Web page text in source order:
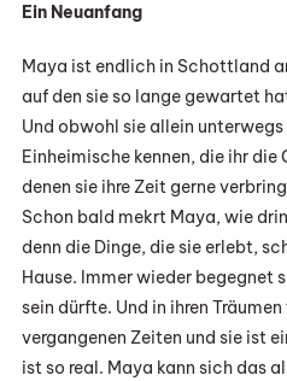
Ein Neuanfang
Maya ist endlich in Schottland
auf den sie so lange gewartet
Und obwohl sie allein unterwegs
Einheimische kennen, die ihr die
denen sie ihre Zeit gerne
Schon bald mekrt Maya, wie
denn die Dinge, die sie erlebt,
Hause. Immer wieder begegnet
sein dürfte. Und in ihren
vergangenen Zeiten und sie ist
ist so real. Maya kann sich das